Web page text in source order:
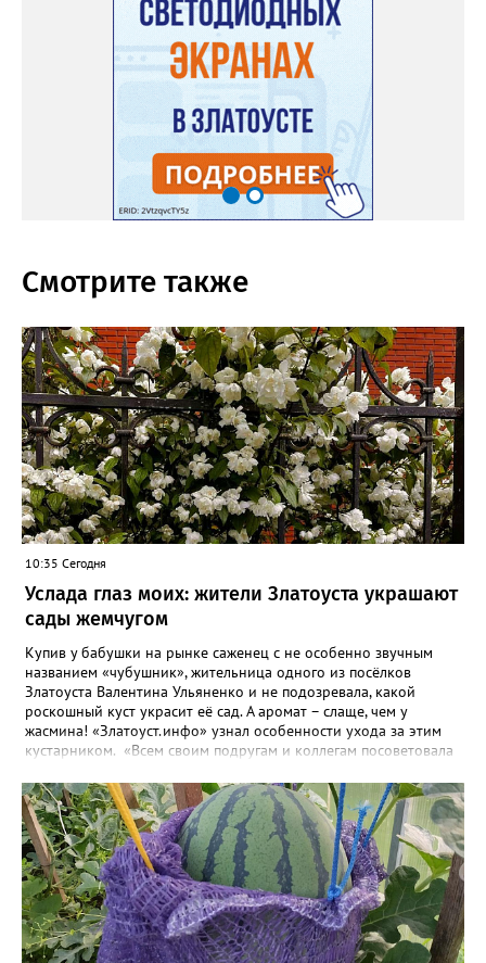
Смотрите также
10:35 Сегодня
Услада глаз моих: жители Златоуста украшают
сады жемчугом
Купив у бабушки на рынке саженец с не особенно звучным
названием «чубушник», жительница одного из посёлков
Златоуста Валентина Ульяненко и не подозревала, какой
роскошный куст украсит её сад. А аромат – слаще, чем у
жасмина! «Златоуст.инфо» узнал особенности ухода за этим
кустарником. «Всем своим подругам и коллегам посоветовала
городе всё больше, - рассказала нашему порталу Валентина. – У
меня растёт, на мой взгляд, самый красивый сорт – «Жемчуг».
Моему кусту (на фото) четыре года, достаточно компактный.
Махровые цветки - диаметром шесть сантиметров. Цветёт в
июле не менее трёх недель. Oчень ароматный, что редко
встречается у сортовых особeй. Не бойтесь подстригать - он
это любит. Если не знаете, чем украсить свой сад, сажайте
чубушник, не пожалеете!». «Жемчужные» цветы Валентина
сушит и зимой добавляет в чай. Следующей весной планирует